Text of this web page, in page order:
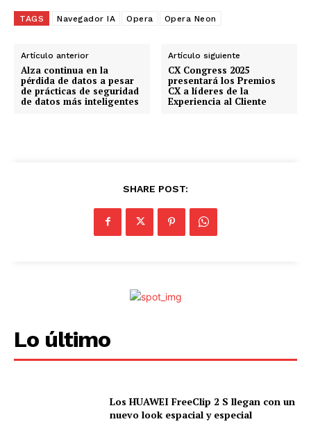
g
n
d
o
.
TAGS Navegador IA Opera Opera Neon
Artículo anterior
Alza continua en la
pérdida de datos a pesar
de prácticas de seguridad
de datos más inteligentes
Artículo siguiente
CX Congress 2025
presentará los Premios
CX a líderes de la
Experiencia al Cliente
SHARE POST:
Lo último
Los HUAWEI FreeClip 2 S llegan con un
nuevo look espacial y especial